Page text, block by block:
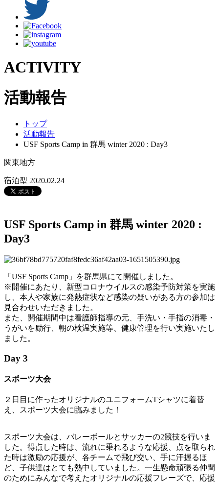
ACTIVITY
活動報告
トップ
活動報告
USF Sports Camp in 群馬 winter 2020 : Day3
関東地方
宿泊型 2020.02.24
USF Sports Camp in 群馬 winter 2020 :
Day3
「USF Sports Camp」を群馬県にて開催しました。
※開催にあたり、新型コロナウイルスの感染予防対策を実施
し、本人や家族に発熱症状など感染の疑いがある方の参加は
見合わせいただきました。
また、開催期間中は看護師指導の元、手洗い・手指の消毒・
うがいを励行、朝の検温実施等、健康管理を行い実施いたし
ました。
Day 3
スポーツ大会
２日目に作ったオリジナルのユニフォームTシャツに着替
え、スポーツ大会に臨みました！
スポーツ大会は、バレーボールとサッカーの2競技を行いま
した。得点した時は、流れに乗れるような応援、点を取られ
た時は激励の応援が、各チームで飛び交い、手に汗握るほ
ど、子供達はとても熱中していました。一生懸命頑張る仲間
のためにみんなで考えたオリジナルの応援フレーズで、応援